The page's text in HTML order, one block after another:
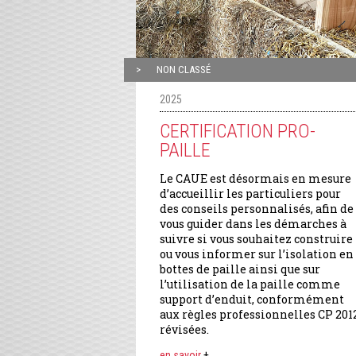
NON CLASSÉ
2025
CERTIFICATION PRO-
PAILLE
Le CAUE est désormais en mesure
d’accueillir les particuliers pour
des conseils personnalisés, afin de
vous guider dans les démarches à
suivre si vous souhaitez construire
ou vous informer sur l’isolation en
bottes de paille ainsi que sur
l’utilisation de la paille comme
support d’enduit, conformément
aux règles professionnelles CP
révisées.